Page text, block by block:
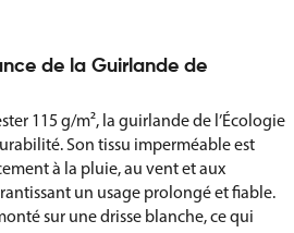
de la Guirlande de
115 g/m², la guirlande de l’Écologie
Son tissu imperméable est
à la pluie, au vent et aux
un usage prolongé et fiable.
sur une drisse blanche, ce qui